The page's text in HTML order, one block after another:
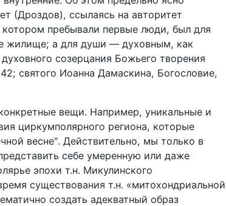
(Дроздов), ссылаясь на авторитет
пребывали первые люди, был для
жилище; а для души — духовным, как
созерцания Божьего творения
святого Иоанна Дамаскина, Богословие,
вещи. Например, уникальные и
циркумполярного региона, которые
весне". Действительно, мы только в
себе умеренную или даже
эпохи т.н. Микулинского
существования т.н. «митохондриальной
создать адекватный образ